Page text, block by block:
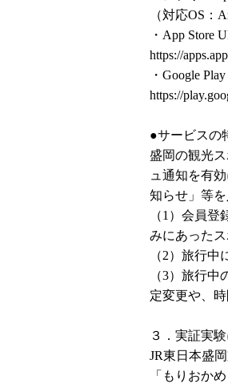
（対応OS：
・App Store
https://
・Google
https://
●サービスの
盛岡の観光
ュ通知を有
知らせ」等を
（1）会員
みにあった
（2）旅行
（3）旅行
定変更や、
３．実証実
JR東日本盛
「もりおか